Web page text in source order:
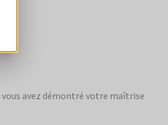
avez démontré votre maîtrise